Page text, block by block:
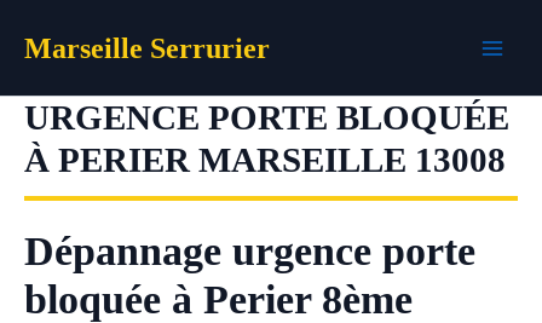
Marseille Serrurier
URGENCE PORTE BLOQUÉE
À PERIER MARSEILLE 13008
Dépannage urgence porte
bloquée à Perier 8ème